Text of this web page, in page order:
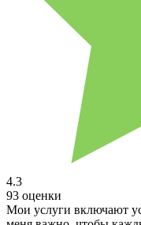
4.3
93 оценки
Мои услуги включают